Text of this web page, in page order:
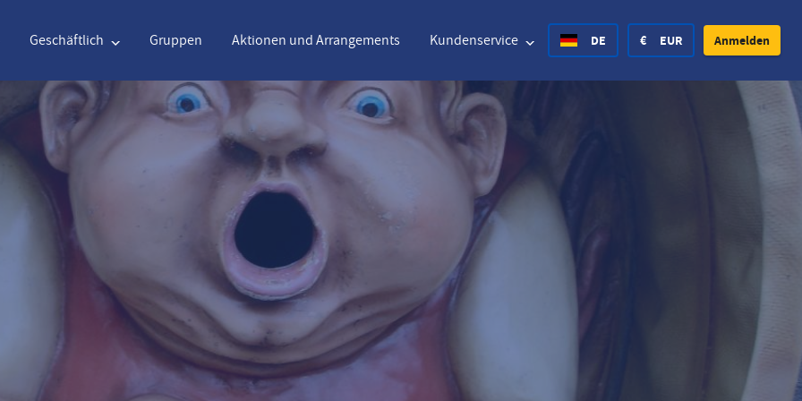
Geschäftlich Gruppen Aktionen und Arrangements Kundenservice DE
Englisch Nederlands Deutsch
Nederlands Deutsch
Italiano
Polski Português
Danish
Norsk
€ EUR
Euro United States Dollar
United States Dollar British Pound
Kanadischer Dollar India Rupee
New Zealand Dollar NOK Norway Krone
Kč Czech Koruna SEK Sweden Krona
Anmelden